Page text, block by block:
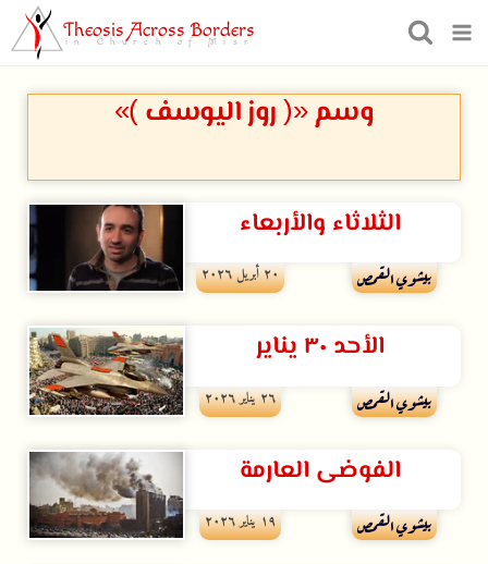
Theosis Across Borders
in Church of Misr
وسم «( روز اليوسف )»
الثلاثاء والأربعاء
بيشوي القمص ۲۰ أبريل ۲۰۲٦
الأحد ٣٠ يناير
بيشوي القمص ۲٦ يناير ۲۰۲٦
الفوضى العارمة
بيشوي القمص ۱۹ يناير ۲۰۲٦